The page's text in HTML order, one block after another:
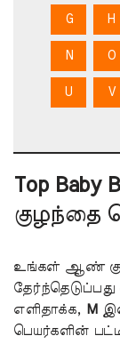
G H
N O
U V
Top Baby
குழந்தை
உங்கள் ஆண்
எளிதாக்க,
M
பெயர்களின்